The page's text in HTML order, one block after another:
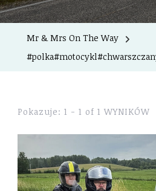
Mr & Mrs On The Way
Pokazuje: 1 - 1 of 1 WYNIKÓW